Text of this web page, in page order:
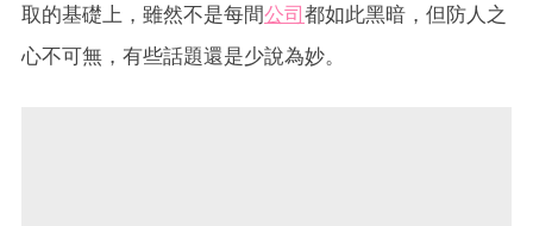
取的基礎上，雖然不是每間公司都如此黑暗，但防人之
心不可無，有些話題還是少說為妙。